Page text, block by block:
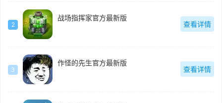
2
战场指挥家官方最新版
查看详情
3
作怪的先生官方最新版
查看详情